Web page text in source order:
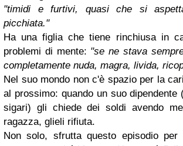
"timidi e furtivi, quasi che si
picchiata."
Ha una figlia che tiene rinchiusa in
problemi di mente: "se ne stava
completamente nuda, magra, livida,
Nel suo mondo non c'è spazio per la
al prossimo: quando un suo dipendente
sigari) gli chiede dei soldi avendo
ragazza, glieli rifiuta.
Non solo, sfrutta questo episodio